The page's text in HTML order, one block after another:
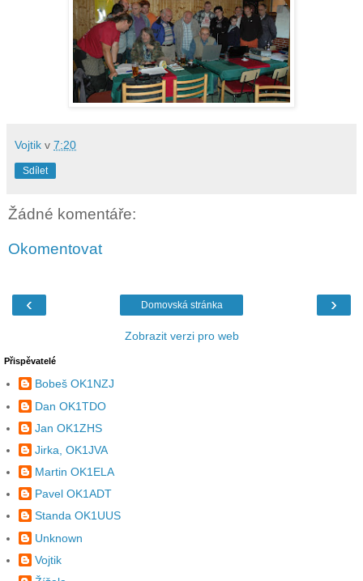
Vojtik v 7:20
Sdílet
Žádné komentáře:
Okomentovat
‹ ›
Domovská stránka
Zobrazit verzi pro web
Přispěvatelé
Bobeš OK1NZJ
Dan OK1TDO
Jan OK1ZHS
Jirka, OK1JVA
Martin OK1ELA
Pavel OK1ADT
Standa OK1UUS
Unknown
Vojtik